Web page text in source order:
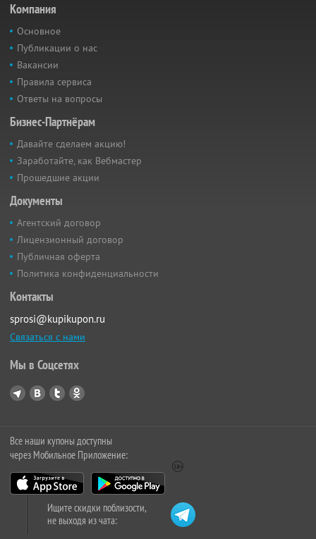
Компания
Основное
Публикации о нас
Вакансии
Правила сервиса
Ответы на вопросы
Бизнес-Партнёрам
Давайте сделаем акцию!
Заработайте, как Вебмастер
Прошедшие акции
Документы
Агентский договор
Лицензионный договор
Публичная оферта
Политика конфиденциальности
Контакты
sprosi@kupikupon.ru
Связаться с нами
Мы в Соцсетях
Все наши купоны доступны
через Мобильное Приложение:
Ищите скидки поблизости,
не выходя из чата: